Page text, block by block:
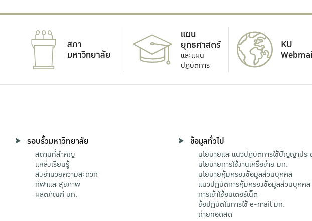
สภา
มหาวิทยาลัย
แผน
ยุทธศาสตร์
และแผน
ปฏิบัติการ
KU
รอบรั้วมหาวิทยาลัย
สถานที่สำคัญ
แหล่งเรียนรู้
สิ่งอำนวยความสะดวก
กีฬาและสุขภาพ
ผลิตภัณฑ์ มก.
ข้อมูลทั่วไป
นโยบายและแนวปฏิบัติการใช้ปัญญาปร
นโยบายการใช้งานเครือข่าย มก.
นโยบายคุ้มครองข้อมูลส่วนบุคคล
แนวปฏิบัติการคุ้มครองข้อมูลส่วนบุคคล
การเข้าใช้อินเตอร์เน็ต
ข้อปฏิบัติในการใช้ e-mail มก.
ถ่ายทอดสด